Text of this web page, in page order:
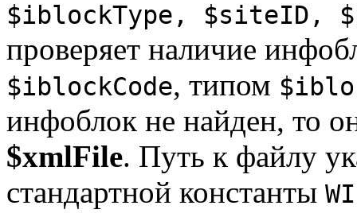
$iblockType, $siteID,
проверяет наличие
$iblockCode, типом
инфоблок не найден, то
$xmlFile. Путь к файлу
стандартной константы